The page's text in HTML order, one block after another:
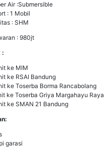
Air :Submersible
: 1 Mobil
: SHM
: 980jt
:
ke MIM
ke RSAI Bandung
ke Toserba Borma Rancabolang
ke Toserba Griya Margahayu Raya
ke SMAN 21 Bandung
garasi